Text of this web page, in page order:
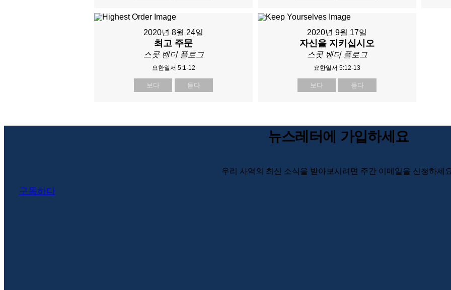
2020년 8월 24일
최고 주문
스콧 밴더 플로그
요한일서 5:1-12
보다 듣다
2020년 9월 17일
자신을 지키십시오
스콧 밴더 플로그
요한일서 5:12-13
보다 듣다
뉴스레터에 가입하세요
우리 사역의 최신 소식을 받아보시려면 주간 이메일을 신청하세
구독하다